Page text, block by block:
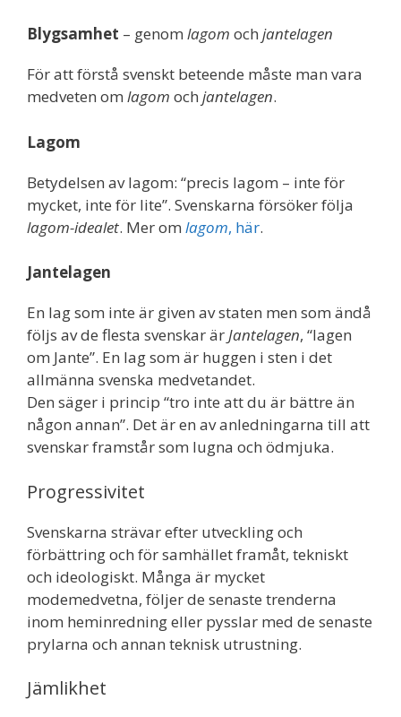
Blygsamhet – genom lagom och jantelagen
För att förstå svenskt beteende måste man vara
medveten om lagom och jantelagen.
Lagom
Betydelsen av lagom: “precis lagom – inte för
mycket, inte för lite”. Svenskarna försöker följa
lagom-idealet. Mer om lagom, här.
Jantelagen
En lag som inte är given av staten men som ändå
följs av de flesta svenskar ärJantelagen, “lagen
om Jante”. En lag som är huggen i sten i det
allmänna svenska medvetandet.
Den säger i princip “tro inte att du är bättre än
någon annan”. Det är en av anledningarna till att
svenskar framstår som lugna och ödmjuka.
Progressivitet
Svenskarna strävar efter utveckling och
förbättring och för samhället framåt, tekniskt
och ideologiskt. Många är mycket
modemedvetna, följer de senaste trenderna
inom heminredning eller pysslar med de senaste
prylarna och annan teknisk utrustning.
Jämlikhet